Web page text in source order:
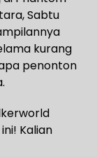
Sabtu
kurang
penonton
Kalian